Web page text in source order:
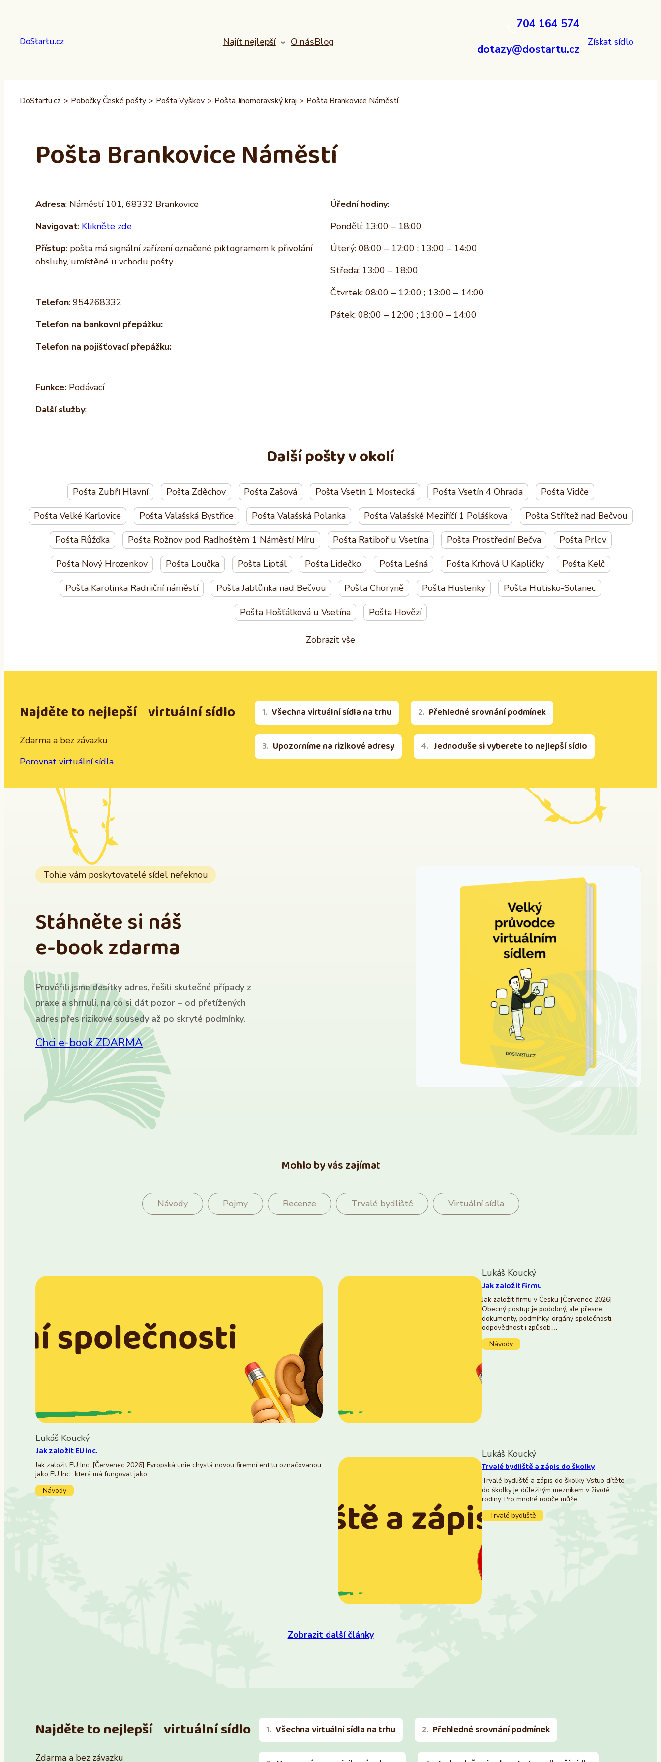
DoStartu.cz Najít nejlepší O násBlog
704 164 574
dotazy@dostartu.cz
Získat sídlo
DoStartu.cz > Pobočky České pošty > Pošta Vyškov > Pošta Jihomoravský kraj > Pošta Brankovice Náměstí
Pošta Brankovice Náměstí
Adresa: Náměstí 101, 68332 Brankovice
Navigovat: Klikněte zde
Přístup: pošta má signální zařízení označené piktogramem k přivolání
obsluhy, umístěné u vchodu pošty
Telefon: 954268332
Telefon na bankovní přepážku:
Telefon na pojišťovací přepážku:
Úřední hodiny:
Pondělí: 13:00 – 18:00
Úterý: 08:00 – 12:00 ; 13:00 – 14:00
Středa: 13:00 – 18:00
Čtvrtek: 08:00 – 12:00 ; 13:00 – 14:00
Pátek: 08:00 – 12:00 ; 13:00 – 14:00
Funkce: Podávací
Další služby:
Další pošty v okolí
Pošta Zubří Hlavní Pošta Zděchov Pošta Zašová Pošta Vsetín 1 Mostecká Pošta Vsetín 4 Ohrada Pošta Vidče
Pošta Velké Karlovice Pošta Valašská Bystřice Pošta Valašská Polanka Pošta Valašské Meziříčí 1 Poláškova Pošta Střítež nad Bečvou
Pošta Růžďka Pošta Rožnov pod Radhoštěm 1 Náměstí Míru Pošta Ratiboř u Vsetína Pošta Prostřední Bečva Pošta Prlov
Pošta Nový Hrozenkov Pošta Loučka Pošta Liptál Pošta Lidečko Pošta Lešná Pošta Krhová U Kapličky Pošta Kelč
Pošta Karolinka Radniční náměstí Pošta Jablůnka nad Bečvou Pošta Choryně Pošta Huslenky Pošta Hutisko-Solanec
Pošta Hošťálková u Vsetína Pošta Hovězí
Zobrazit vše
Najděte to nejlepší virtuální sídlo
Zdarma a bez závazku
Porovnat virtuální sídla
Všechna virtuální sídla na trhu Přehledné srovnání podmínek
Upozorníme na rizikové adresy Jednoduše si vyberete to nejlepší sídlo
Tohle vám poskytovatelé sídel neřeknou
Stáhněte si náš
e-book zdarma
Prověřili jsme desítky adres, řešili skutečné případy z
praxe a shrnuli, na co si dát pozor – od přetížených
adres přes rizikové sousedy až po skryté podmínky.
Chci e-book ZDARMA
Mohlo by vás zajímat
Návody Pojmy Recenze Trvalé bydliště Virtuální sídla
Lukáš Koucký
Jak založit EU inc.
Jak založit EU Inc. [Červenec 2026] Evropská unie chystá novou firemní entitu označovanou
jako EU Inc., která má fungovat jako…
Návody
Lukáš Koucký
Jak založit firmu
Jak založit firmu v Česku [Červenec 2026]
Obecný postup je podobný, ale přesné
dokumenty, podmínky, orgány společnosti,
odpovědnost i způsob…
Návody
Lukáš Koucký
Trvalé bydliště a zápis do školky
Trvalé bydliště a zápis do školky Vstup dítěte
do školky je důležitým mezníkem v životě
rodiny. Pro mnohé rodiče může…
Trvalé bydliště
Zobrazit další články
Najděte to nejlepší virtuální sídlo
Zdarma a bez závazku
Všechna virtuální sídla na trhu Přehledné srovnání podmínek